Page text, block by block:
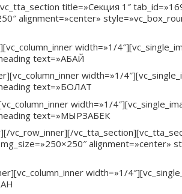
title=»Секция 1″
alignment=»center»
width=»1/
text=»АБАЙ
width=»1/
text=»БОЛАТ
width=»1/
text=»МЫРЗАБЕК
vc_row_inner][/
alignment=»center»
width=»1/